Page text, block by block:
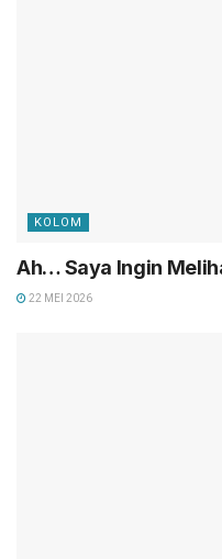
KOLOM
Ah… Saya Ingin
22 MEI 2026